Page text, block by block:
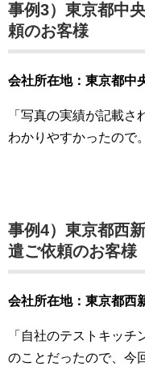
事例3） 東京都中
頼のお客様
会社所在地：東京都中
「写真の実績が記載
わかりやすかったので
事例4） 東京都西
遣ご依頼のお客様
会社所在地：東京都西
「自社のテストキッ
のことだったので、今